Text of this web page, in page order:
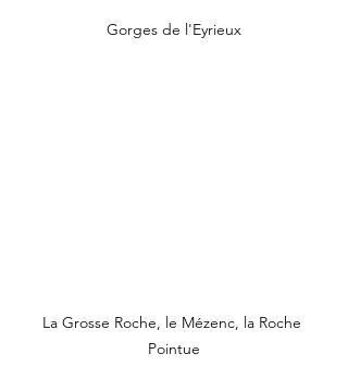
Gorges de l'Eyrieux
La Grosse Roche, le Mézenc, la Roche
Pointue